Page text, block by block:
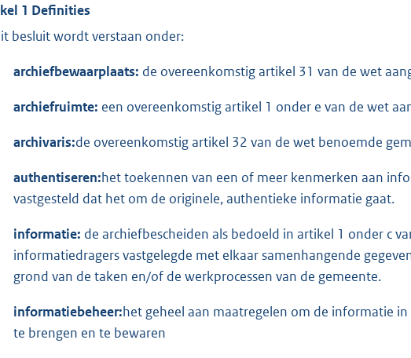
1 Definities
besluit wordt verstaan onder:
archiefbewaarplaats: de overeenkomstig artikel 31 van de wet
archiefruimte: een overeenkomstig artikel 1 onder e van de wet
archivaris:de overeenkomstig artikel 32 van de wet benoemde
authentiseren:het toekennen van een of meer kenmerken aan
vastgesteld dat het om de originele, authentieke informatie gaat.
informatie: de archiefbescheiden als bedoeld in artikel 1 onder c
informatiedragers vastgelegde met elkaar samenhangende
grond van de taken en/of de werkprocessen van de gemeente.
informatiebeheer:het geheel aan maatregelen om de informatie
te brengen en te bewaren